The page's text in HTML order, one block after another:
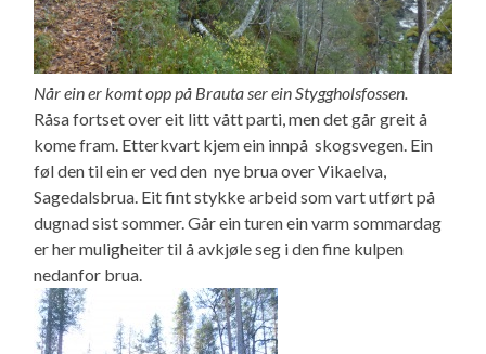
Når ein er komt opp på Brauta ser ein Styggholsfossen.
Råsa fortset over eit litt vått parti, men det går greit å
kome fram. Etterkvart kjem ein innpå skogsvegen. Ein
føl den til ein er ved den nye brua over Vikaelva,
Sagedalsbrua. Eit fint stykke arbeid som vart utført på
dugnad sist sommer. Går ein turen ein varm sommardag
er her muligheiter til å avkjøle seg i den fine kulpen
nedanfor brua.